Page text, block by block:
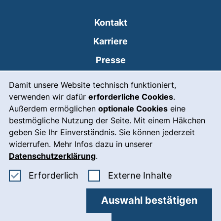
Damit unsere Website technisch funktioniert,
verwenden wir dafür erforderliche Cookies.
Außerdem ermöglichen optionale Cookies eine
bestmögliche Nutzung der Seite. Mit einem Häkchen
geben Sie Ihr Einverständnis. Sie können jederzeit
widerrufen. Mehr Infos dazu in unserer
Datenschutzerklärung.
Erforderlich Erforderliche Cookies akzeptieren
Externe Inhalte: Externe
Auswahl bestätigen
Kontakt
Karriere
Presse
Leichte Sprache
Gebärdensprache
Notfall(externer Link, öffnet
Impressum
Barrierefreiheit
Datenschutz